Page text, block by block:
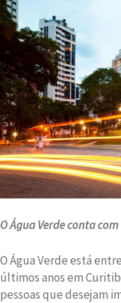
O Água Verde conta
O Água Verde está
últimos anos em
pessoas que desejam